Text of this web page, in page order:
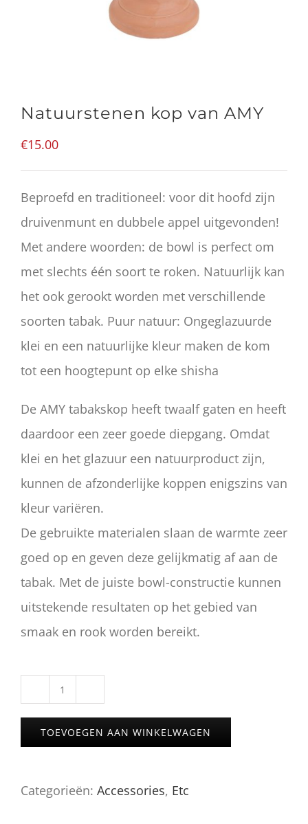
Natuurstenen kop van AMY
€15.00
Beproefd en traditioneel: voor dit hoofd zijn
druivenmunt en dubbele appel uitgevonden!
Met andere woorden: de bowl is perfect om
met slechts één soort te roken. Natuurlijk kan
het ook gerookt worden met verschillende
soorten tabak. Puur natuur: Ongeglazuurde
klei en een natuurlijke kleur maken de kom
tot een hoogtepunt op elke shisha
De AMY tabakskop heeft twaalf gaten en heeft
daardoor een zeer goede diepgang. Omdat
klei en het glazuur een natuurproduct zijn,
kunnen de afzonderlijke koppen enigszins van
kleur variëren.
De gebruikte materialen slaan de warmte zeer
goed op en geven deze gelijkmatig af aan de
tabak. Met de juiste bowl-constructie kunnen
uitstekende resultaten op het gebied van
smaak en rook worden bereikt.
Natuurstenen
kop
van
aantal
TOEVOEGEN AAN WINKELWAGEN
Categorieën: Accessories, Etc